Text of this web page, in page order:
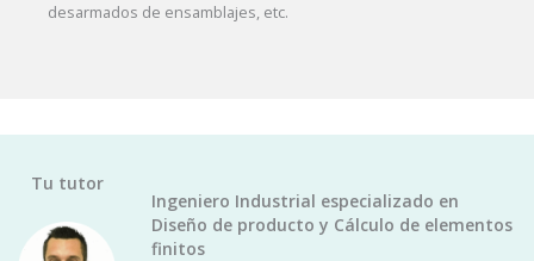
desarmados de ensamblajes, etc.
Tu tutor
Ingeniero Industrial especializado en
Diseño de producto y Cálculo de elementos
finitos